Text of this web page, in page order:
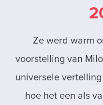
Ze werd warm
voorstelling van
universele
hoe het een als